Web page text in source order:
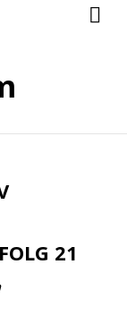
21